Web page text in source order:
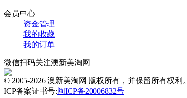
会员中心
资金管理
我的收藏
我的订单
微信扫码关注澳新美淘网
© 2005-2026 澳新美淘网 版权所有，并保留所有权利。
ICP备案证书号:闽ICP备20006832号